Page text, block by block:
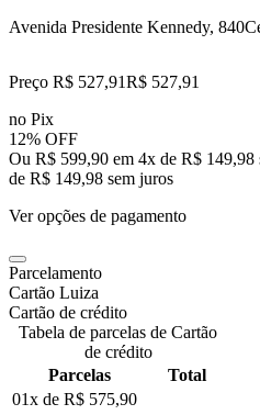
Avenida Presidente Kennedy, 840
Preço R$ 527,91R$ 527,91
no Pix
12% OFF
Ou R$ 599,90 em 4x de R$ 149,98
de R$ 149,98 sem juros
Ver opções de pagamento
Parcelamento
Cartão Luiza
Cartão de crédito
Tabela de parcelas de Cartão
de crédito
Parcelas
Total
01x de R$ 575,90